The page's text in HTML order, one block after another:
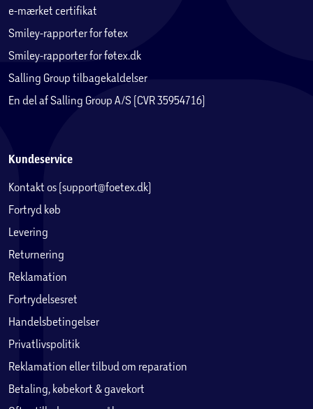
e-mærket certifikat
Smiley-rapporter for føtex
Smiley-rapporter for føtex.dk
Salling Group tilbagekaldelser
En del af Salling Group A/S (CVR 35954716)
Kundeservice
Kontakt os (support@foetex.dk)
Fortryd køb
Levering
Returnering
Reklamation
Fortrydelsesret
Handelsbetingelser
Privatlivspolitik
Reklamation eller tilbud om reparation
Betaling, købekort & gavekort